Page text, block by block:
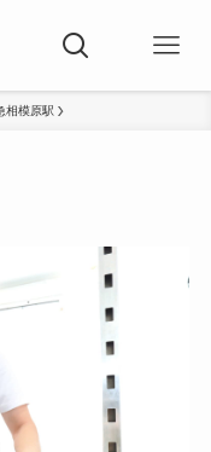
相模原駅